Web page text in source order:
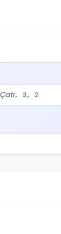
Çatı, 3, 2